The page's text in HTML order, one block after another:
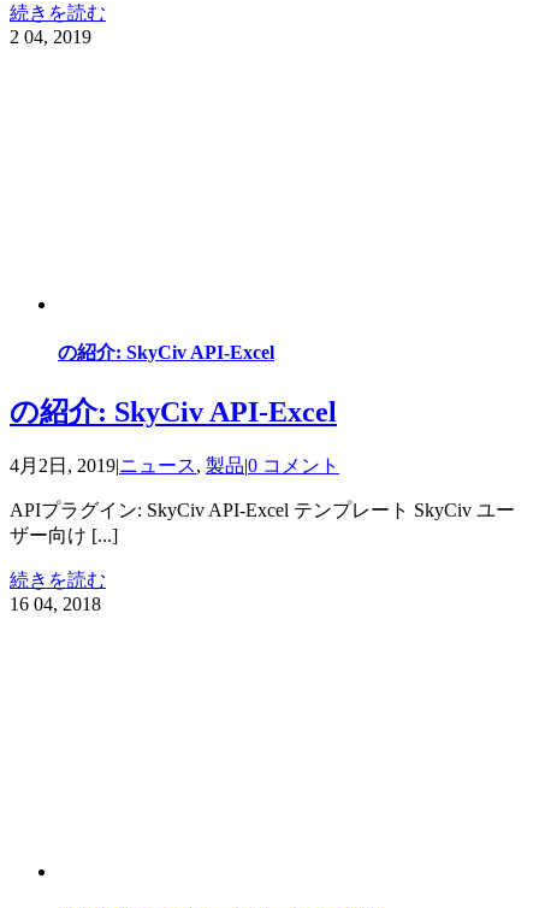
続きを読む
2 04, 2019
の紹介: SkyCiv API-Excel
の紹介: SkyCiv API-Excel
4月2日, 2019|ニュース, 製品|0 コメント
APIプラグイン: SkyCiv API-Excel テンプレート SkyCiv ユー
ザー向け [...]
続きを読む
16 04, 2018